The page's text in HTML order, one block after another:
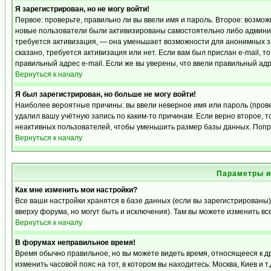
Я зарегистрирован, но не могу войти!
Первое: проверьте, правильно ли вы ввели имя и пароль. Второе:
новые пользователи были активизированы самостоятельно либо
требуется активизация, — она уменьшает возможности для анонимных
сказано, требуется активизация или нет. Если вам был прислан e-mail,
правильный адрес e-mail. Если же вы уверены, что ввели правильный
Вернуться к началу
Я был зарегистрирован, но больше не могу войти!
Наиболее вероятные причины: вы ввели неверное имя или пароль
удалил вашу учётную запись по каким-то причинам. Если верно
неактивных пользователей, чтобы уменьшить размер базы данных.
Вернуться к началу
Параметры
Как мне изменить мои настройки?
Все ваши настройки хранятся в базе данных (если вы
вверху форума, но могут быть и исключения). Там вы можете изменить
Вернуться к началу
В форумах неправильное время!
Время обычно правильное, но вы можете видеть время, относящееся к
изменить часовой пояс на тот, в котором вы находитесь: Москва, Киев